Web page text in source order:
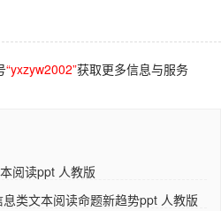
“yxzyw2002”获取更多信息与服务
阅读ppt 人教版
类文本阅读命题新趋势ppt 人教版